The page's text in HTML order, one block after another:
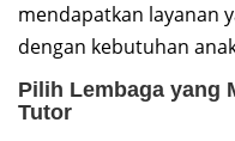
mendapatkan layanan
dengan kebutuhan
Pilih Lembaga yang
Tutor